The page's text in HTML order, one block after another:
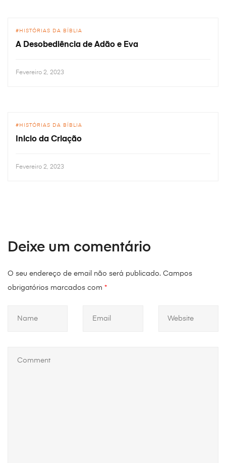
HISTÓRIAS DA BÍBLIA
A Desobediência de Adão e Eva
Fevereiro 2, 2023
HISTÓRIAS DA BÍBLIA
Inicio da Criação
Fevereiro 2, 2023
Deixe um comentário
O seu endereço de email não será publicado. Campos
obrigatórios marcados com *